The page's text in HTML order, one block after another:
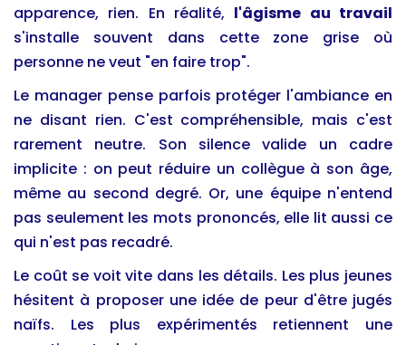
apparence, rien. En réalité, l'âgisme au travail
s'installe souvent dans cette zone grise où
personne ne veut "en faire trop".
Le manager pense parfois protéger l'ambiance en
ne disant rien. C'est compréhensible, mais c'est
rarement neutre. Son silence valide un cadre
implicite : on peut réduire un collègue à son âge,
même au second degré. Or, une équipe n'entend
pas seulement les mots prononcés, elle lit aussi ce
qui n'est pas recadré.
Le coût se voit vite dans les détails. Les plus jeunes
hésitent à proposer une idée de peur d'être jugés
naïfs. Les plus expérimentés retiennent une